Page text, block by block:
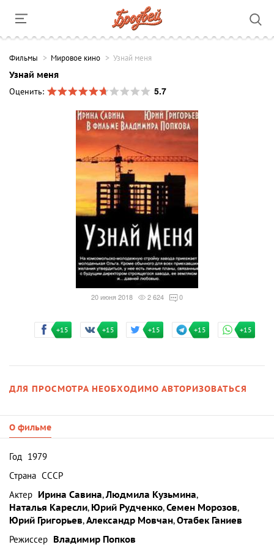
Фильмы Мировое кино Узнай меня
Узнай меня
Оценить:
5.7
20 июня 2018 2 624 0
+15 +15 +15 +15 +15
ДЛЯ ПРОСМОТРА НЕОБХОДИМО АВТОРИЗОВАТЬСЯ
О фильме
Год 1979
Страна СССР
Актер Ирина Савина,Людмила Кузьмина,
Наталья Каресли, Юрий Рудченко,Семен Морозов,
Юрий Григорьев,Александр Мовчан,Отабек Ганиев
Режиссер Владимир Попков